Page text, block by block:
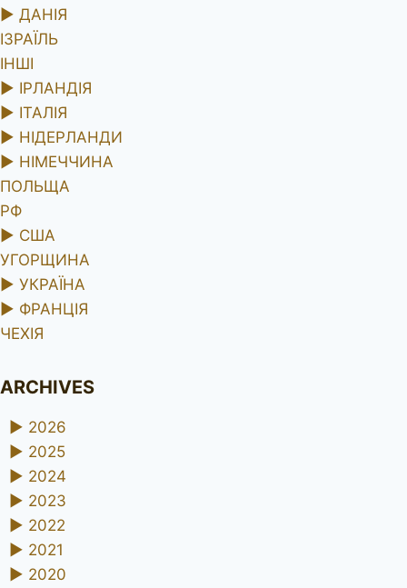
► ДАНІЯ
ІЗРАЇЛЬ
ІНШІ
► ІРЛАНДІЯ
► ІТАЛІЯ
► НІДЕРЛАНДИ
► НІМЕЧЧИНА
ПОЛЬЩА
РФ
► США
УГОРЩИНА
► УКРАЇНА
► ФРАНЦІЯ
ЧЕХІЯ
ARCHIVES
► 2026
► 2025
► 2024
► 2023
► 2022
► 2021
► 2020